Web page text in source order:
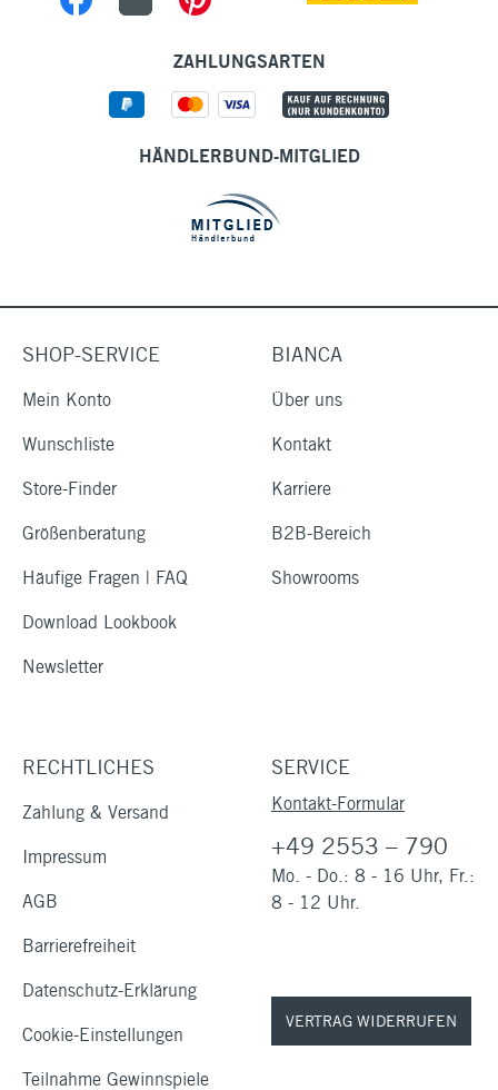
ZAHLUNGSARTEN
HÄNDLERBUND-MITGLIED
SHOP-SERVICE
Mein Konto
Wunschliste
Store-Finder
Größenberatung
Häufige Fragen | FAQ
Download Lookbook
Newsletter
BIANCA
Über uns
Kontakt
Karriere
B2B-Bereich
Showrooms
RECHTLICHES
Zahlung & Versand
Impressum
AGB
Barrierefreiheit
Datenschutz-Erklärung
Cookie-Einstellungen
Teilnahme Gewinnspiele
SERVICE
Kontakt-Formular
+49 2553 – 790
Mo. - Do.: 8 - 16 Uhr, Fr.:
8 - 12 Uhr.
VERTRAG WIDERRUFEN